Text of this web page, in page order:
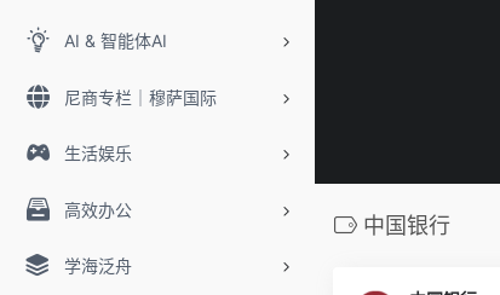
AI & 智能体AI
尼商专栏｜穆萨国际
生活娱乐
高效办公
学海泛舟
中国银行